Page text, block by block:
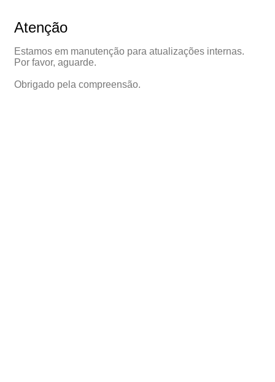
Atenção
Estamos em manutenção para atualizações internas.
Por favor, aguarde.
Obrigado pela compreensão.